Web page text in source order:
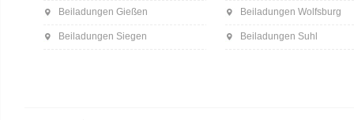
Beiladungen Gießen
Beiladungen Siegen
Beiladungen Wolfsburg
Beiladungen Suhl